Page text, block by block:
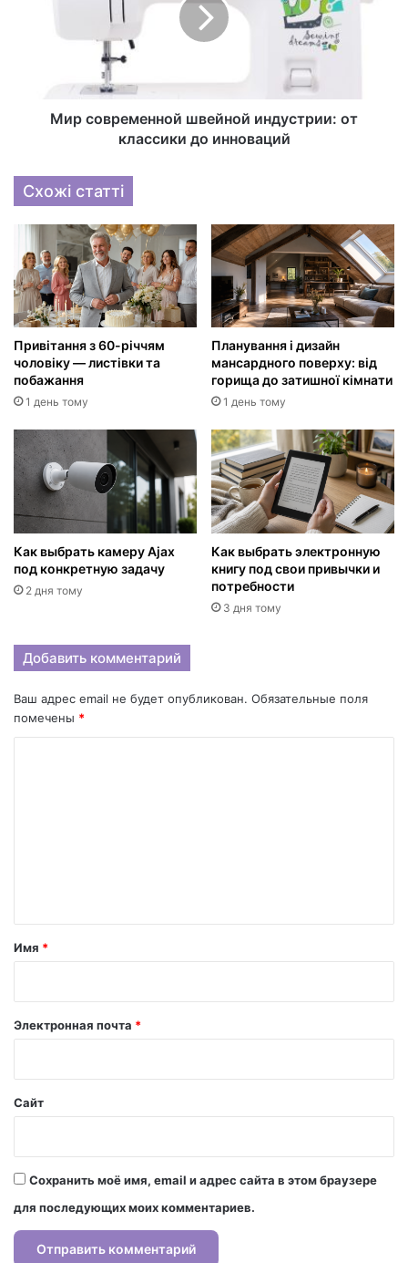
Мир современной швейной индустрии: от
классики до инноваций
Схожі статті
Привітання з 60-річчям
чоловіку — листівки та
побажання
1 день тому
Планування і дизайн
мансардного поверху: від
горища до затишної кімнати
1 день тому
Как выбрать камеру Ajax
под конкретную задачу
2 дня тому
Как выбрать электронную
книгу под свои привычки и
потребности
3 дня тому
Добавить комментарий
Ваш адрес email не будет опубликован. Обязательные поля
помечены *
а
й
Имя *
Электронная почта *
Сайт
Сохранить моё имя, email и адрес сайта в этом браузере
для последующих моих комментариев.